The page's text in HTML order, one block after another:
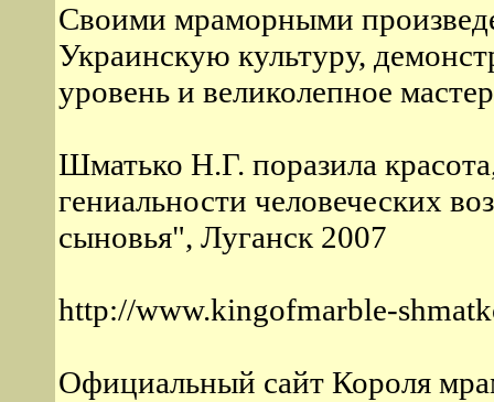
Своими мраморными
Украинскую культуру,
уровень и великолепное
Шматько Н.Г. поразила
гениальности человеческих
сыновья", Луганск 2007
http://www.kingofmarble-
Официальный сайт Короля